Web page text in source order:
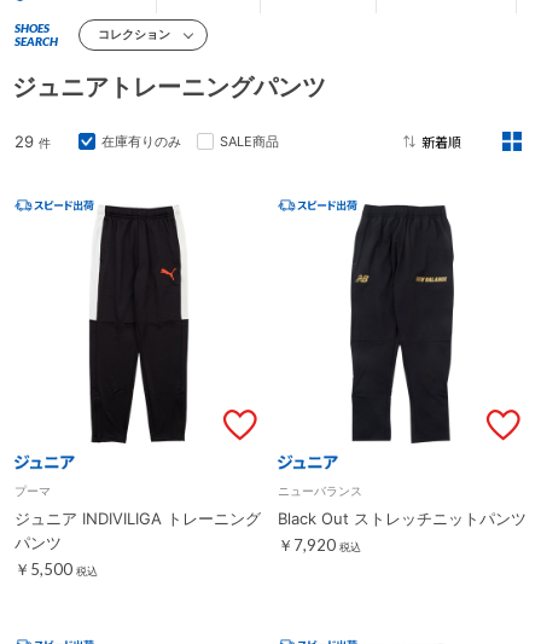
SHOES
SEARCH
コレクション
ジュニアトレーニングパンツ
29 件 在庫有りのみ SALE商品
プーマ
ジュニア INDIVILIGA トレーニング
パンツ
￥5,500 税込
ニューバランス
Black Out ストレッチニットパンツ
￥7,920 税込